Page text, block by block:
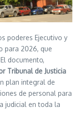
poderes Ejecutivo y
para 2026, que
documento,
Tribunal de Justicia
plan integral de
de personal para
judicial en toda la